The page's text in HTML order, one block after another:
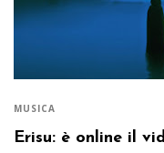
MUSICA
Erisu: è online il